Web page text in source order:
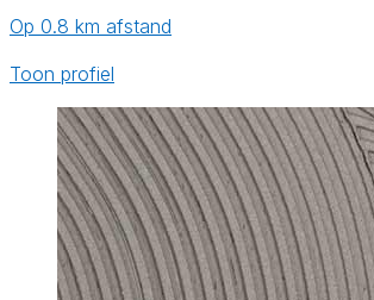
Op 0.8 km afstand
Toon profiel